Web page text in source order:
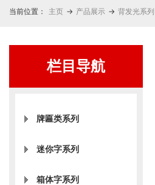
当前位置： 主页 → 产品展示 → 背发光系列
栏目导航
牌匾类系列
迷你字系列
箱体字系列